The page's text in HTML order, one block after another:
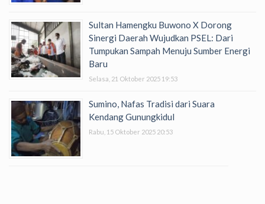
Sultan Hamengku Buwono X Dorong
Sinergi Daerah Wujudkan PSEL: Dari
Tumpukan Sampah Menuju Sumber Energi
Baru
Selasa, 21 Oktober 2025 19:53
Sumino, Nafas Tradisi dari Suara
Kendang Gunungkidul
Rabu, 15 Oktober 2025 20:53